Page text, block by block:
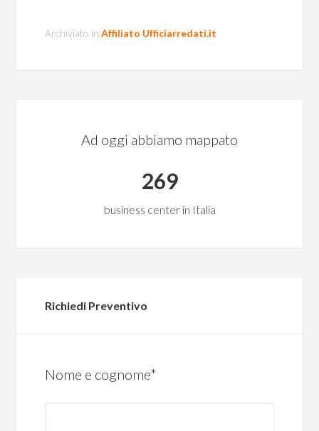
Archiviato in:Affiliato Ufficiarredati.it
Ad oggi abbiamo mappato
269
business center in Italia
Richiedi Preventivo
Nome e cognome*